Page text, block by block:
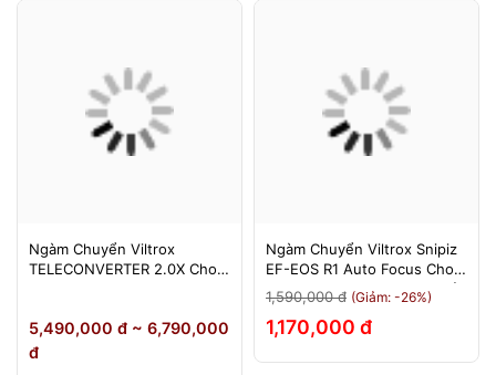
Ngàm Chuyển Viltrox
TELECONVERTER 2.0X Cho
Tháng
5,490,000 đ ~ 6,790,000
đ
Ngàm Chuyển Viltrox Snipiz
EF-EOS R1 Auto Focus Cho
Canon EOS R/RP/R5/R6 - Bảo
Hành 12 Tháng 1 Đổi 1
1,590,000 đ (Giảm: -26%)
1,170,000 đ